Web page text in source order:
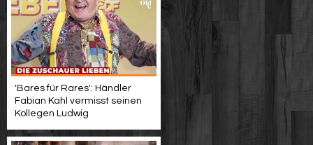
'Bares für Rares': Händler
Fabian Kahl vermisst seinen
Kollegen Ludwig